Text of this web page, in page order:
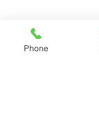
Phone